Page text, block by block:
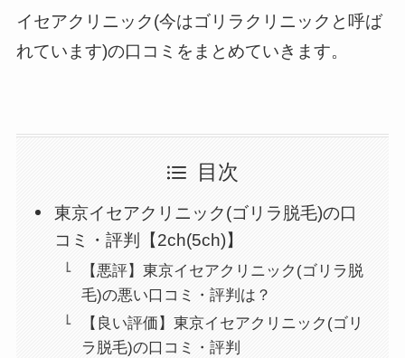
イセアクリニック(今はゴリラクリニックと呼ば
れています)の口コミをまとめていきます。
目次
東京イセアクリニック(ゴリラ脱毛)の口
コミ・評判【2ch(5ch)】
【悪評】東京イセアクリニック(ゴリラ脱
毛)の悪い口コミ・評判は？
【良い評価】東京イセアクリニック(ゴリ
ラ脱毛)の口コミ・評判